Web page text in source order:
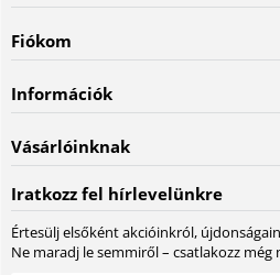
Fiókom
Információk
Vásárlóinknak
Iratkozz fel hírlevelünkre
Értesülj elsőként akcióinkról,
Ne maradj le semmiről – csatlakozz még